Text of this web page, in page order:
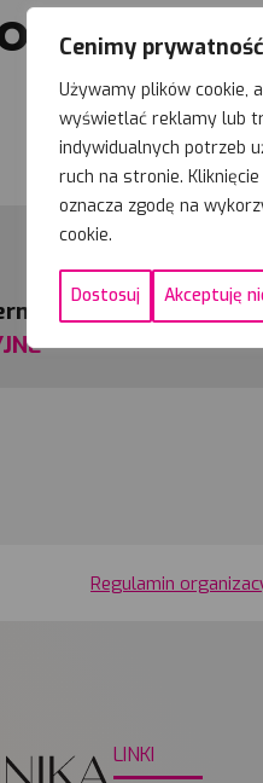
Cenimy
Używamy plików cookie,
wyświetlać reklamy lub
indywidualnych potrzeb
ruch na stronie.
oznacza zgodę na
cookie.
Dostosuj Akceptuję
Regulamin
LINKI